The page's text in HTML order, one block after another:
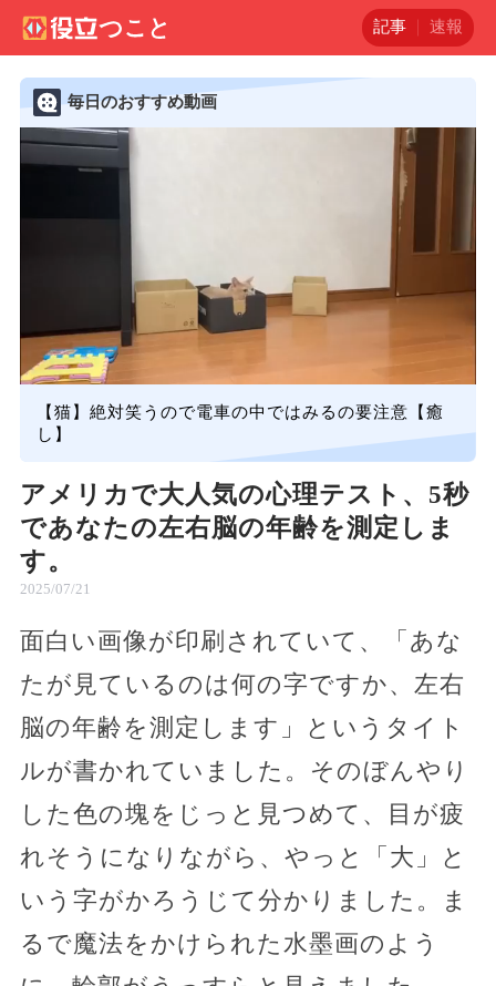
記事 速報
毎日のおすすめ動画
【猫】絶対笑うので電車の中ではみるの要注意【癒
し】
アメリカで大人気の心理テスト、5秒
であなたの左右脳の年齢を測定しま
す。
2025/07/21
面白い画像が印刷されていて、「あな
たが見ているのは何の字ですか、左右
脳の年齢を測定します」というタイト
ルが書かれていました。そのぼんやり
した色の塊をじっと見つめて、目が疲
れそうになりながら、やっと「大」と
いう字がかろうじて分かりました。ま
るで魔法をかけられた水墨画のよう